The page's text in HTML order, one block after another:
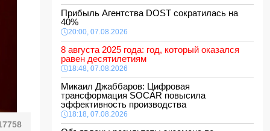
Прибыль Агентства DOST сократилась на
40%
20:00, 07.08.2026
8 августа 2025 года: год, который оказался
равен десятилетиям
18:48, 07.08.2026
Микаил Джаббаров: Цифровая
трансформация SOCAR повысила
эффективность производства
18:18, 07.08.2026